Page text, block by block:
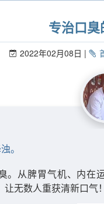
专治口
2022年02月08日
。
。从脾胃气机、内在
无数人重获清新口气！